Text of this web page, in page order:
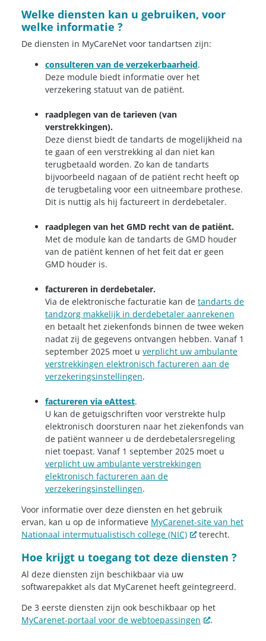
Welke diensten kan u gebruiken, voor
welke informatie ?
De diensten in MyCareNet voor tandartsen zijn:
consulteren van de verzekerbaarheid.
Deze module biedt informatie over het
verzekering statuut van de patiënt.
raadplegen van de tarieven (van
verstrekkingen).
Deze dienst biedt de tandarts de mogelijkheid na
te gaan of een verstrekking al dan niet kan
terugbetaald worden. Zo kan de tandarts
bijvoorbeeld nagaan of de patiënt recht heeft op
de terugbetaling voor een uitneembare prothese.
Dit is nuttig als hij factureert in derdebetaler.
raadplegen van het GMD recht van de patiënt.
Met de module kan de tandarts de GMD houder
van de patiënt kennen of het feit dat er geen
GMD houder is.
factureren in derdebetaler.
Via de elektronische facturatie kan de tandarts de
tandzorg makkelijk in derdebetaler aanrekenen
en betaalt het ziekenfonds binnen de twee weken
nadat zij de gegevens ontvangen hebben. Vanaf 1
september 2025 moet u verplicht uw ambulante
verstrekkingen elektronisch factureren aan de
verzekeringsinstellingen.
factureren via eAttest.
U kan de getuigschriften voor verstrekte hulp
elektronisch doorsturen naar het ziekenfonds van
de patiënt wanneer u de derdebetalersregeling
niet toepast. Vanaf 1 september 2025 moet u
verplicht uw ambulante verstrekkingen
elektronisch factureren aan de
verzekeringsinstellingen.
Voor informatie over deze diensten en het gebruik
ervan, kan u op de informatieve MyCarenet-site van het
Nationaal intermutualistisch college (NIC)
terecht.
Hoe krijgt u toegang tot deze diensten ?
Al deze diensten zijn beschikbaar via uw
softwarepakket als dat MyCarenet heeft geïntegreerd.
De 3 eerste diensten zijn ook beschikbaar op het
MyCarenet-portaal voor de webtoepassingen
.